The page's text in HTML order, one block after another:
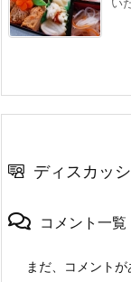
い
ディスカッ
コメント一覧
まだ、コメント